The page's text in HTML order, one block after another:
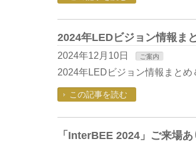
2024年LEDビジョン情報ま
2024年12月10日 ご案内
2024年LEDビジョン情報まと
この記事を読む
「InterBEE 2024」ご来場